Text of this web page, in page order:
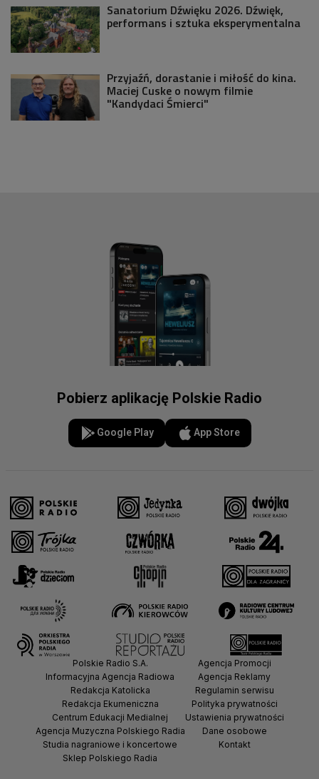
Sanatorium Dźwięku 2026. Dźwięk,
performans i sztuka eksperymentalna
Przyjaźń, dorastanie i miłość do kina.
Maciej Cuske o nowym filmie
"Kandydaci Śmierci"
Pobierz aplikację Polskie Radio
Google Play App Store
Polskie Radio S.A.
Informacyjna Agencja Radiowa
Redakcja Katolicka
Redakcja Ekumeniczna
Centrum Edukacji Medialnej
Agencja Muzyczna Polskiego Radia
Studia nagraniowe i koncertowe
Sklep Polskiego Radia
Agencja Promocji
Agencja Reklamy
Regulamin serwisu
Polityka prywatności
Ustawienia prywatności
Dane osobowe
Kontakt